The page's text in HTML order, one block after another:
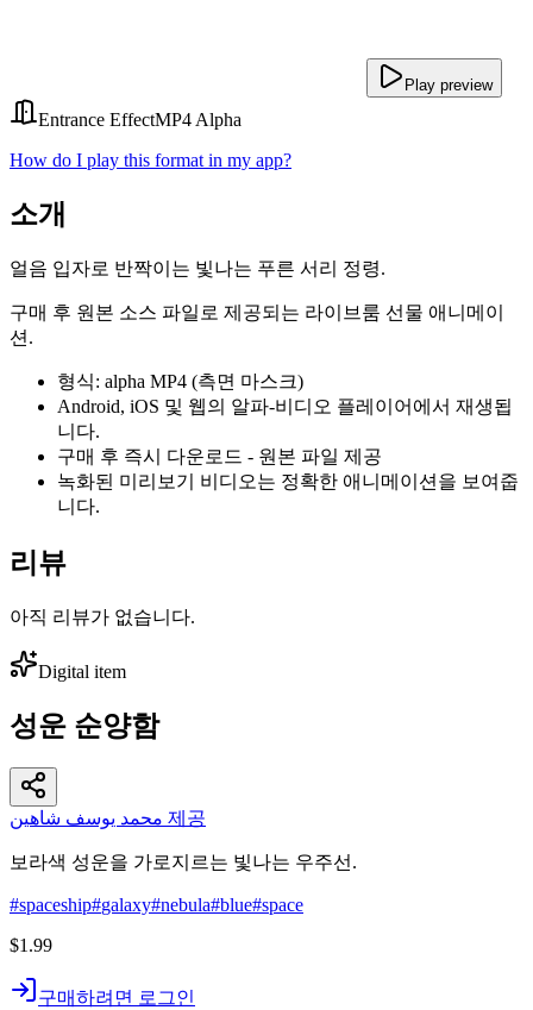
Play preview
Entrance EffectMP4 Alpha
How do I play this format in my app?
소개
얼음 입자로 반짝이는 빛나는 푸른 서리 정령.
구매 후 원본 소스 파일로 제공되는 라이브룸 선물 애니메이
션.
형식: alpha MP4 (측면 마스크)
Android, iOS 및 웹의 알파-비디오 플레이어에서 재생됩
니다.
구매 후 즉시 다운로드 - 원본 파일 제공
녹화된 미리보기 비디오는 정확한 애니메이션을 보여줍
니다.
리뷰
아직 리뷰가 없습니다.
Digital item
성운 순양함
محمد يوسف شاهين 제공
보라색 성운을 가로지르는 빛나는 우주선.
#spaceship#galaxy#nebula#blue#space
$1.99
구매하려면 로그인